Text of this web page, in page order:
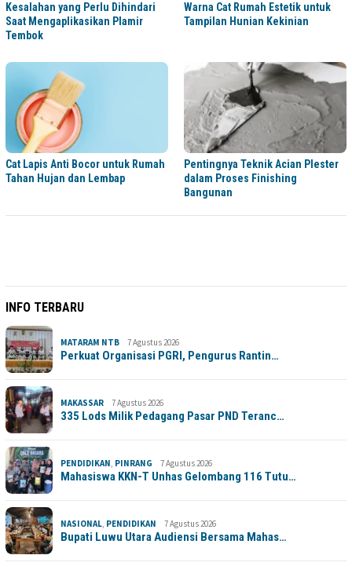
Kesalahan yang Perlu Dihindari
Saat Mengaplikasikan Plamir
Tembok
Warna Cat Rumah Estetik untuk
Tampilan Hunian Kekinian
Cat Lapis Anti Bocor untuk Rumah
Tahan Hujan dan Lembap
Pentingnya Teknik Acian Plester
dalam Proses Finishing
Bangunan
INFO TERBARU
MATARAM NTB 7 Agustus 2026
Perkuat Organisasi PGRI, Pengurus Rantin…
MAKASSAR 7 Agustus 2026
335 Lods Milik Pedagang Pasar PND Teranc…
PENDIDIKAN, PINRANG 7 Agustus 2026
Mahasiswa KKN-T Unhas Gelombang 116 Tutu…
NASIONAL, PENDIDIKAN 7 Agustus 2026
Bupati Luwu Utara Audiensi Bersama Mahas…